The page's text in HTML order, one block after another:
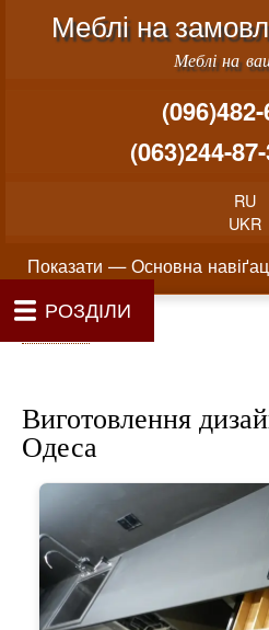
Меню облікового запису
Меблі на
Меблі на
(063)244-
RU
UKR
Основна навіґація
Показати — Основна
Як проводиться
Вартість
Рядок навіґації
Головна
Виготовлення
Одеса
РОЗДІЛИ